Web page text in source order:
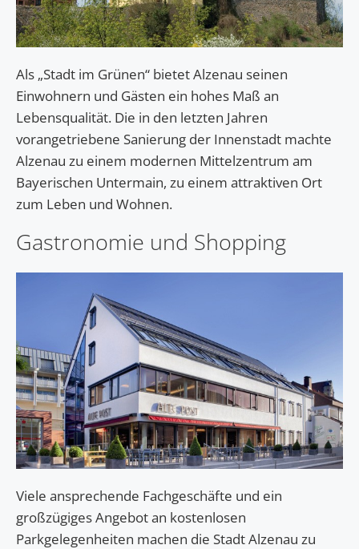
Als „Stadt im Grünen“ bietet Alzenau seinen
Einwohnern und Gästen ein hohes Maß an
Lebensqualität. Die in den letzten Jahren
vorangetriebene Sanierung der Innenstadt machte
Alzenau zu einem modernen Mittelzentrum am
Bayerischen Untermain, zu einem attraktiven Ort
zum Leben und Wohnen.
Gastronomie und Shopping
Viele ansprechende Fachgeschäfte und ein
großzügiges Angebot an kostenlosen
Parkgelegenheiten machen die Stadt Alzenau zu